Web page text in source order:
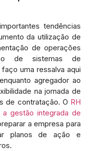
tendências
da utilização de
de operações
de sistemas de
uma ressalva aqui
agregador ao
na jornada de
de contratação. O RH
gestão integrada de
a empresa para
planos de ação e